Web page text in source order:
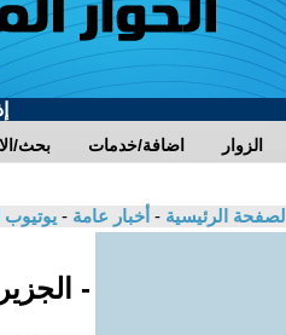
بحث/ اضافة/خدمات الزوار
الصفحة الرئيسية - أخبار عامة - يوتيوب
-